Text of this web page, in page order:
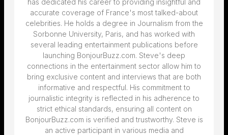
accurate coverage of France's most talked-about
celebrities. He holds a degree in Journalism from the
Sorbonne University, Paris, and has worked with
several leading entertainment publications before
launching BonjourBuzz.com. Steve's deep
connections in the entertainment sector allow him to
bring exclusive content and interviews that are both
informative and respectful. His commitment to
journalistic integrity is reflected in his adherence to
strict ethical standards, ensuring all content on
BonjourBuzz.com is verified and trustworthy. Steve is
an active participant in various media and